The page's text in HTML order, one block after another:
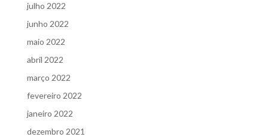
julho 2022
junho 2022
maio 2022
abril 2022
março 2022
fevereiro 2022
janeiro 2022
dezembro 2021